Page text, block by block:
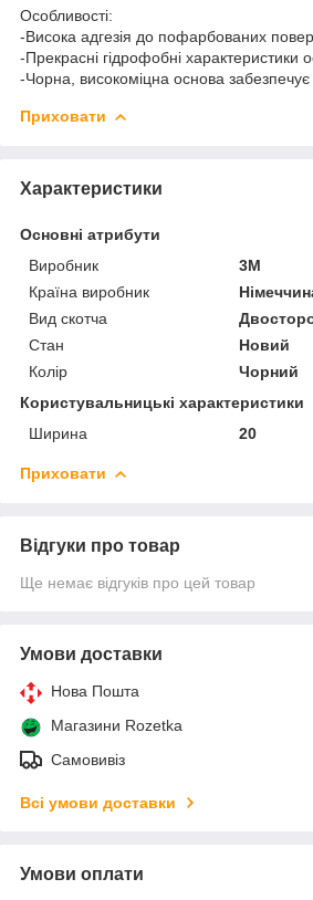
Особливості:
-Висока адгезія до пофарбованих
-Прекрасні гідрофобні характеристики
-Чорна, високоміцна основа забезпечує
Приховати
Характеристики
Основні атрибути
Виробник
3М
Країна виробник
Вид скотча
Стан
Новий
Колір
Чорний
Користувальницькі характеристики
Ширина
20
Приховати
Відгуки про товар
Ще немає відгуків про цей товар
Умови доставки
Нова Пошта
Магазини Rozetka
Самовивіз
Всі умови доставки
Умови оплати